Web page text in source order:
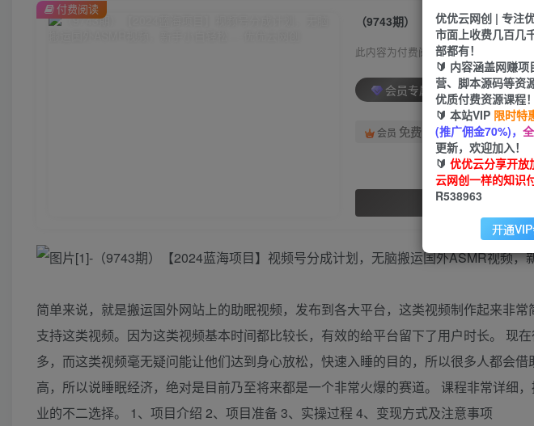
此内容为付费阅读，请付费后查看
会员专属资源
会员 免费
付费阅读
简单来说，就是搬运国外网站上的助眠视频，发布到各大平台，这类视频制作起来非
支持这类视频。因为这类视频基本时间都比较长，有效的给平台留下了用户时长。 现
多，而这类视频毫无疑问能让他们达到身心放松，快速入睡的目的，所以很多人都会
高，所以说睡眠经济，绝对是目前乃至将来都是一个非常火爆的赛道。 课程非常详细
业的不二选择。 1、项目介绍 2、项目准备 3、实操过程 4、变现方式及注意事项
优优云网创 | 专注
市面上收费几百几
部都有！
🔰 内容涵盖网赚
营、脚本源码等资
优质付费资源课程！
🔰 本站VIP 限时特
(推广佣金70%)，
更新，欢迎加入！
🔰 优优云分享开放
云网创一样的知识
R538963
开通